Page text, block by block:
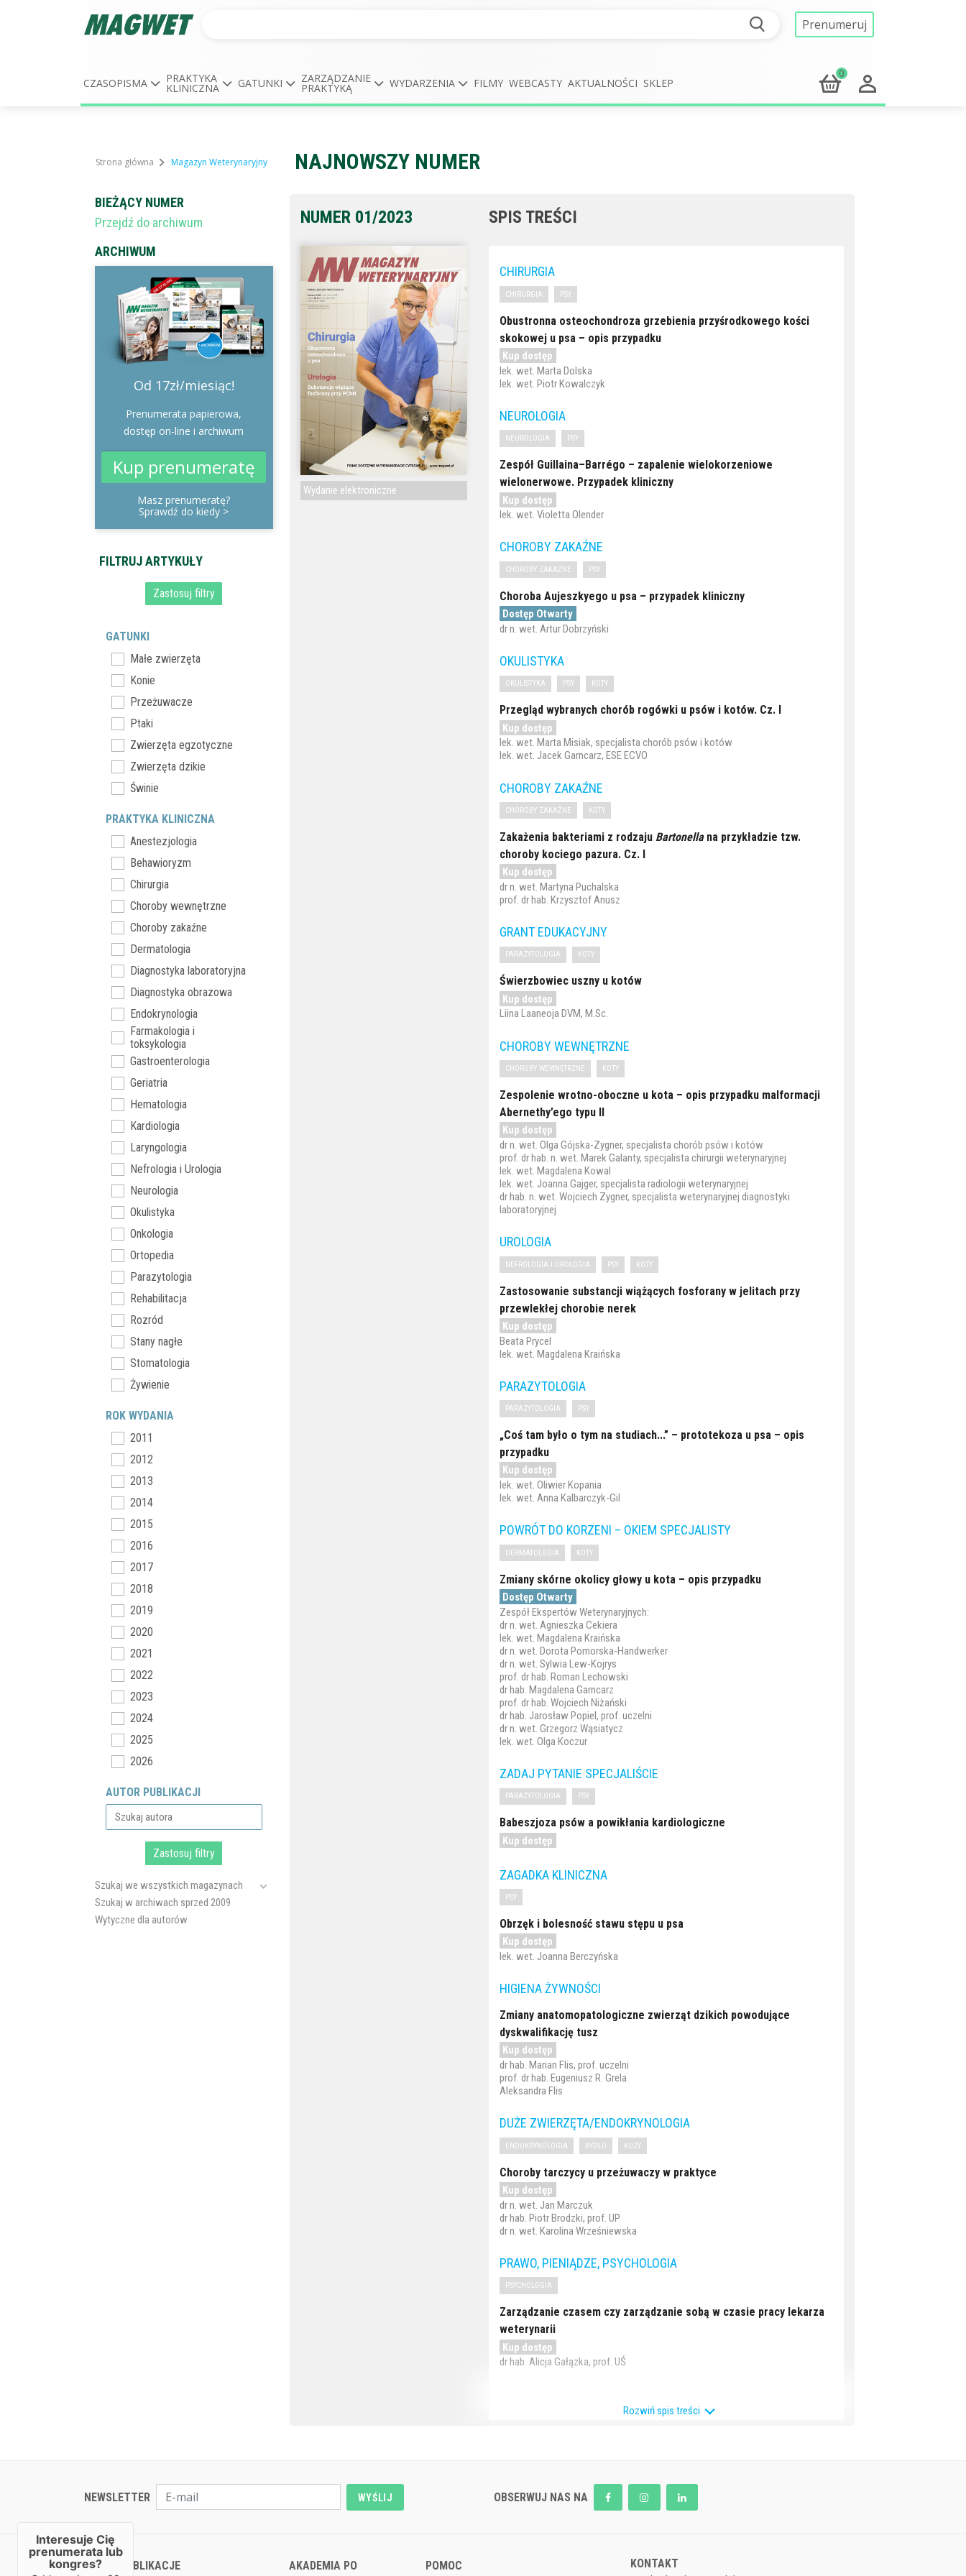
Prenumeruj
CZASOPISMA PRAKTYKA
KLINICZNA GATUNKI ZARZĄDZANIE
PRAKTYKĄ WYDARZENIA FILMY WEBCASTY AKTUALNOŚCI SKLEP
0
Strona główna Magazyn Weterynaryjny NAJNOWSZY NUMER
BIEŻĄCY NUMER
Przejdź do archiwum
ARCHIWUM
Od 17zł/miesiąc!
Prenumerata papierowa,
dostęp on-line i archiwum
Kup prenumeratę
Masz prenumeratę?
Sprawdź do kiedy >
GATUNKI
Małe zwierzęta
Konie
Przeżuwacze
Ptaki
Zwierzęta egzotyczne
Zwierzęta dzikie
Świnie
PRAKTYKA KLINICZNA
Anestezjologia
Behawioryzm
Chirurgia
Choroby wewnętrzne
Choroby zakaźne
Dermatologia
Diagnostyka laboratoryjna
Diagnostyka obrazowa
Endokrynologia
Farmakologia i
toksykologia
Gastroenterologia
Geriatria
Hematologia
Kardiologia
Laryngologia
Nefrologia i Urologia
Neurologia
Okulistyka
Onkologia
Ortopedia
Parazytologia
Rehabilitacja
Rozród
Stany nagłe
Stomatologia
Żywienie
ROK WYDANIA
2011
2012
2013
2014
2015
2016
2017
2018
2019
2020
2021
2022
2023
2024
2025
2026
AUTOR PUBLIKACJI
Szukaj we wszystkich magazynach
Szukaj w archiwach sprzed 2009
Wytyczne dla autorów
NUMER 01/2023
Wydanie elektroniczne
SPIS TREŚCI
CHIRURGIA
CHIRURGIA PSY
Obustronna osteochondroza grzebienia przyśrodkowego kości
skokowej u psa – opis przypadku
Kup dostęp
lek. wet. Marta Dolska
lek. wet. Piotr Kowalczyk
NEUROLOGIA
NEUROLOGIA PSY
Zespół Guillaina–Barrégo – zapalenie wielokorzeniowe
wielonerwowe. Przypadek kliniczny
Kup dostęp
lek. wet. Violetta Olender
CHOROBY ZAKAŹNE
CHOROBY ZAKAŹNE PSY
Choroba Aujeszkyego u psa – przypadek kliniczny
Dostęp Otwarty
dr n. wet. Artur Dobrzyński
OKULISTYKA
OKULISTYKA PSY KOTY
Przegląd wybranych chorób rogówki u psów i kotów. Cz. I
Kup dostęp
lek. wet. Marta Misiak, specjalista chorób psów i kotów
lek. wet. Jacek Garncarz, ESE ECVO
CHOROBY ZAKAŹNE
CHOROBY ZAKAŹNE KOTY
Zakażenia bakteriami z rodzaju Bartonellana przykładzie tzw.
choroby kociego pazura. Cz. I
Kup dostęp
dr n. wet. Martyna Puchalska
prof. dr hab. Krzysztof Anusz
GRANT EDUKACYJNY
PARAZYTOLOGIA KOTY
Świerzbowiec uszny u kotów
Kup dostęp
Liina Laaneoja DVM, M.Sc.
CHOROBY WEWNĘTRZNE
CHOROBY WEWNĘTRZNE KOTY
Zespolenie wrotno-oboczne u kota – opis przypadku malformacji
Abernethy’ego typu II
Kup dostęp
dr n. wet. Olga Gójska-Zygner, specjalista chorób psów i kotów
prof. dr hab. n. wet. Marek Galanty, specjalista chirurgii weterynaryjnej
lek. wet. Magdalena Kowal
lek. wet. Joanna Gajger, specjalista radiologii weterynaryjnej
dr hab. n. wet. Wojciech Zygner, specjalista weterynaryjnej diagnostyki
laboratoryjnej
UROLOGIA
NEFROLOGIA I UROLOGIA PSY KOTY
Zastosowanie substancji wiążących fosforany w jelitach przy
przewlekłej chorobie nerek
Kup dostęp
Beata Prycel
lek. wet. Magdalena Kraińska
PARAZYTOLOGIA
PARAZYTOLOGIA PSY
„Coś tam było o tym na studiach...” – prototekoza u psa – opis
przypadku
Kup dostęp
lek. wet. Oliwier Kopania
lek. wet. Anna Kalbarczyk-Gil
POWRÓT DO KORZENI – OKIEM SPECJALISTY
DERMATOLOGIA KOTY
Zmiany skórne okolicy głowy u kota – opis przypadku
Dostęp Otwarty
Zespół Ekspertów Weterynaryjnych:
dr n. wet. Agnieszka Cekiera
lek. wet. Magdalena Kraińska
dr n. wet. Dorota Pomorska-Handwerker
dr n. wet. Sylwia Lew-Kojrys
prof. dr hab. Roman Lechowski
dr hab. Magdalena Garncarz
prof. dr hab. Wojciech Niżański
dr hab. Jarosław Popiel, prof. uczelni
dr n. wet. Grzegorz Wąsiatycz
lek. wet. Olga Koczur
ZADAJ PYTANIE SPECJALIŚCIE
PARAZYTOLOGIA PSY
Babeszjoza psów a powikłania kardiologiczne
Kup dostęp
ZAGADKA KLINICZNA
PSY
Obrzęk i bolesność stawu stępu u psa
Kup dostęp
lek. wet. Joanna Berczyńska
HIGIENA ŻYWNOŚCI
Zmiany anatomopatologiczne zwierząt dzikich powodujące
dyskwalifikację tusz
Kup dostęp
dr hab. Marian Flis, prof. uczelni
prof. dr hab. Eugeniusz R. Grela
Aleksandra Flis
DUŻE ZWIERZĘTA/ENDOKRYNOLOGIA
ENDOKRYNOLOGIA BYDŁO KOZY
Choroby tarczycy u przeżuwaczy w praktyce
Kup dostęp
dr n. wet. Jan Marczuk
dr hab. Piotr Brodzki, prof. UP
dr n. wet. Karolina Wrześniewska
PRAWO, PIENIĄDZE, PSYCHOLOGIA
PSYCHOLOGIA
Zarządzanie czasem czy zarządzanie sobą w czasie pracy lekarza
weterynarii
Kup dostęp
dr hab. Alicja Gałązka, prof. UŚ
Rozwiń spis treści
NEWSLETTER WYŚLIJ OBSERWUJ NAS NA
NASZE PUBLIKACJE AKADEMIA PO POMOC KONTAKT
Interesuje Cię
prenumerata lub
kongres?